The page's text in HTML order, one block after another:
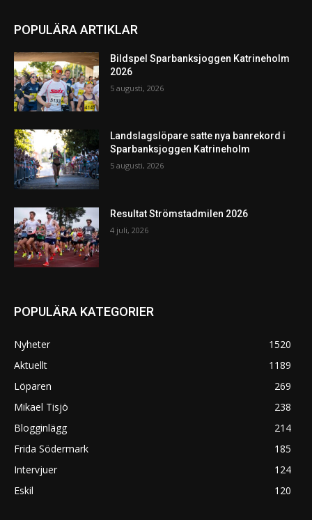
POPULÄRA ARTIKLAR
Bildspel Sparbanksjoggen Katrineholm
2026
5 augusti, 2026
Landslagslöpare satte nya banrekord i
Sparbanksjoggen Katrineholm
5 augusti, 2026
Resultat Strömstadmilen 2026
4 juli, 2026
POPULÄRA KATEGORIER
Nyheter
1520
Aktuellt
1189
Löparen
269
Mikael Tisjö
238
Blogginlägg
214
Frida Södermark
185
Intervjuer
124
Eskil
120